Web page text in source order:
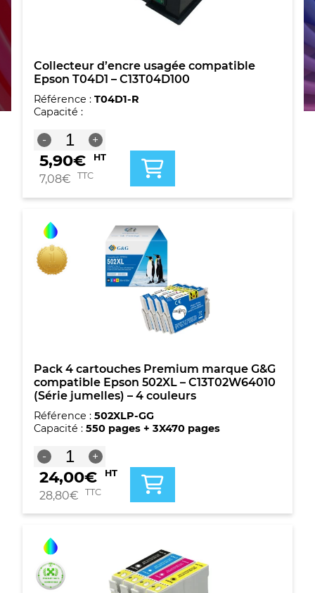
Collecteur d’encre usagée compatible
Epson T04D1 – C13T04D100
Référence : T04D1-R
Capacité :
-
quantité
de
Collecteur
d'encre
compatible
T04D1
-
C13T04D100
+
5,90€ HT
7,08€ TTC
Pack 4 cartouches Premium marque G&G
compatible Epson 502XL – C13T02W64010
(Série jumelles) – 4 couleurs
Référence : 502XLP-GG
Capacité : 550 pages + 3X470 pages
-
quantité
de
Pack
4
cartouches
Premium
G&G
compatible
Epson
502XL
+
24,00€ HT
28,80€ TTC